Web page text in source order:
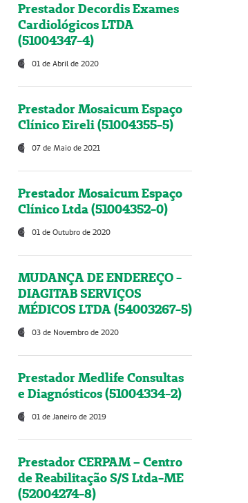
Prestador Decordis Exames
Cardiológicos LTDA
(51004347-4)
01 de Abril de 2020
Prestador Mosaicum Espaço
Clínico Eireli (51004355-5)
07 de Maio de 2021
Prestador Mosaicum Espaço
Clínico Ltda (51004352-0)
01 de Outubro de 2020
MUDANÇA DE ENDEREÇO -
DIAGITAB SERVIÇOS
MÉDICOS LTDA (54003267-5)
03 de Novembro de 2020
Prestador Medlife Consultas
e Diagnósticos (51004334-2)
01 de Janeiro de 2019
Prestador CERPAM – Centro
de Reabilitação S/S Ltda-ME
(52004274-8)